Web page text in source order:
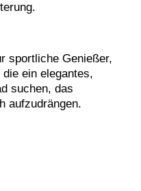
sportliche Genießer,
ein elegantes,
suchen, das
aufzudrängen.